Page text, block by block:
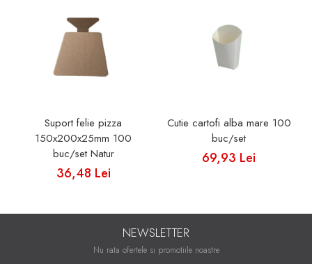
Suport felie pizza
150x200x25mm 100
buc/set Natur
36,48 Lei
Cutie cartofi alba mare 100
buc/set
69,93 Lei
NEWSLETTER
Nu rata ofertele si promotiile noastre